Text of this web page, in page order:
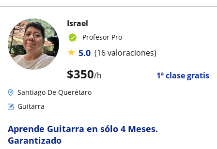
$350/h 1ª clase gratis
Israel
Profesor Pro
★ 5.0 (16 valoraciones)
Santiago De Querétaro
Guitarra
Aprende Guitarra en sólo 4 Meses.
Garantizado